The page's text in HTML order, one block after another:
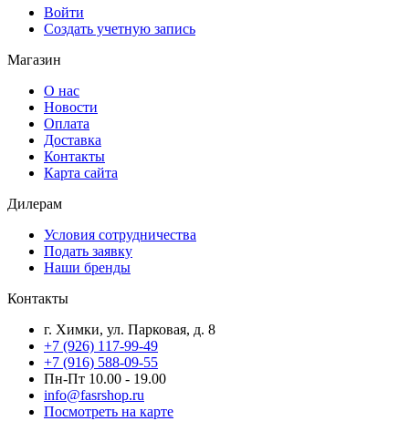
Войти
Создать учетную запись
Магазин
О нас
Новости
Оплата
Доставка
Контакты
Карта сайта
Дилерам
Условия сотрудничества
Подать заявку
Наши бренды
Контакты
г. Химки, ул. Парковая, д. 8
+7 (926) 117-99-49
+7 (916) 588-09-55
Пн-Пт 10.00 - 19.00
info@fasrshop.ru
Посмотреть на карте